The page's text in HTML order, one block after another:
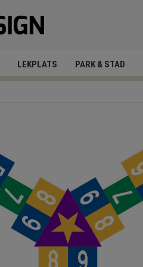
LEKPLATS PARK & STAD